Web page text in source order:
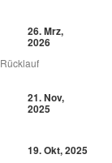
26. Mrz,
2026
21. Nov,
2025
19. Okt, 2025